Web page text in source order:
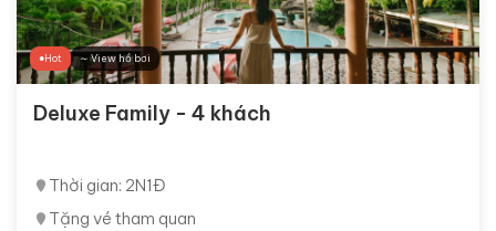
Hot ∼ View hồ bơi
Deluxe Family - 4 khách
Thời gian: 2N1Đ
Tặng vé tham quan